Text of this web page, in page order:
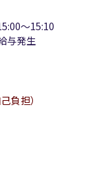
～15:10
与発生
負担）